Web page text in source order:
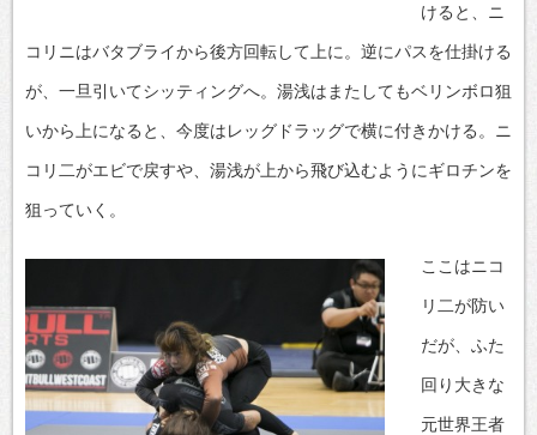
けると、ニ
コリニはバタブライから後方回転して上に。逆にパスを仕掛ける
が、一旦引いてシッティングへ。湯浅はまたしてもベリンボロ狙
いから上になると、今度はレッグドラッグで横に付きかける。ニ
コリ二がエビで戻すや、湯浅が上から飛び込むようにギロチンを
狙っていく。
ここはニコ
リ二が防い
だが、ふた
回り大きな
元世界王者